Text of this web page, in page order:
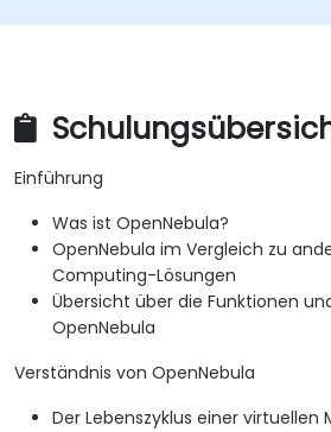
Einführung
Was ist OpenNebula?
OpenNebula im Vergleich zu
Computing-Lösungen
Übersicht über die Funktionen
OpenNebula
Verständnis von OpenNebula
Der Lebenszyklus einer virtuellen